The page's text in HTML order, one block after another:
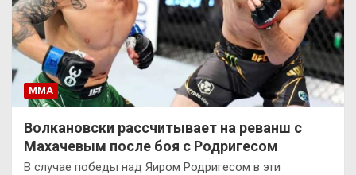
ММА
Волкановски рассчитывает на реванш с
Махачевым после боя с Родригесом
В случае победы над Яиром Родригесом в эти